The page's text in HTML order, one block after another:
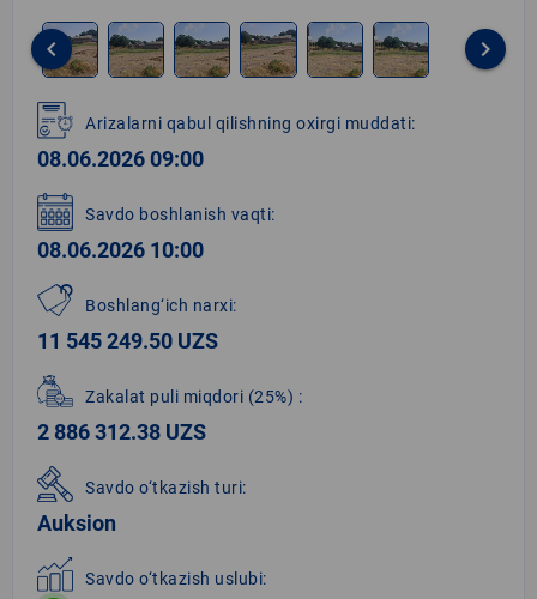
1
of
6
keyboard_arrow_left keyboard_arrow_right
Arizalarni qabul qilishning oxirgi muddati:
08.06.2026 09:00
Savdo boshlanish vaqti:
08.06.2026 10:00
Boshlang‘ich narxi:
11 545 249.50 UZS
Zakalat puli miqdori (25%) :
2 886 312.38 UZS
Savdo o‘tkazish turi:
Auksion
Savdo o‘tkazish uslubi: